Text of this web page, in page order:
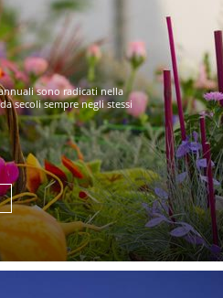
sono radicati nella
secoli sempre negli stessi